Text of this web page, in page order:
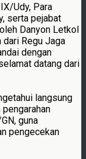
Udy, Para
serta pejabat
Danyon Letkol
dari Regu Jaga
dengan
datang dari
langsung
guna
pengecekan